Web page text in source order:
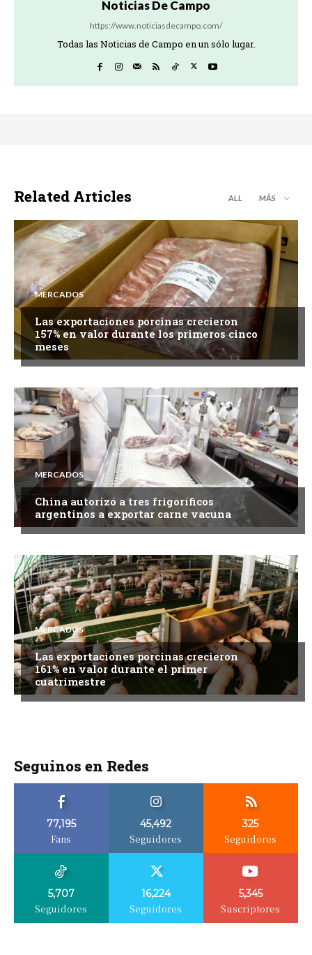
Noticias De Campo
https://www.noticiasdecampo.com/
Todas las Noticias de Campo en un sólo lugar.
Related Articles ALL MÁS
MERCADOS
Las exportaciones porcinas crecieron
157% en valor durante los primeros cinco
meses
MERCADOS
China autorizó a tres frigoríficos
argentinos a exportar carne vacuna
MERCADOS
Las exportaciones porcinas crecieron
161% en valor durante el primer
cuatrimestre
Seguinos en Redes
77,195
Fans
45,492
Seguidores
325
Seguidores
5,707
Seguidores
16,224
Seguidores
5,345
Suscriptores